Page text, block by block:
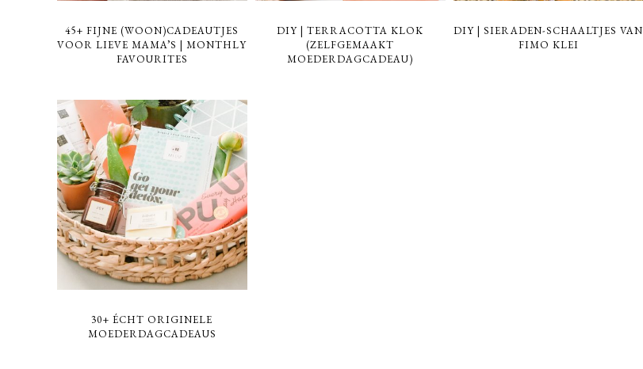
45+ FIJNE (WOON)CADEAUTJES
VOOR LIEVE MAMA’S | MONTHLY
FAVOURITES
DIY | TERRACOTTA KLOK
(ZELFGEMAAKT
MOEDERDAGCADEAU)
DIY | SIERADEN-SCHAALTJES VAN
FIMO KLEI
30+ ÉCHT ORIGINELE
MOEDERDAGCADEAUS